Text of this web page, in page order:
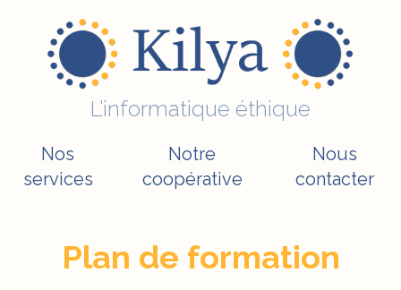
L’informatique éthique
Nos
services
Notre
coopérative
Nous
contacter
Plan de formation